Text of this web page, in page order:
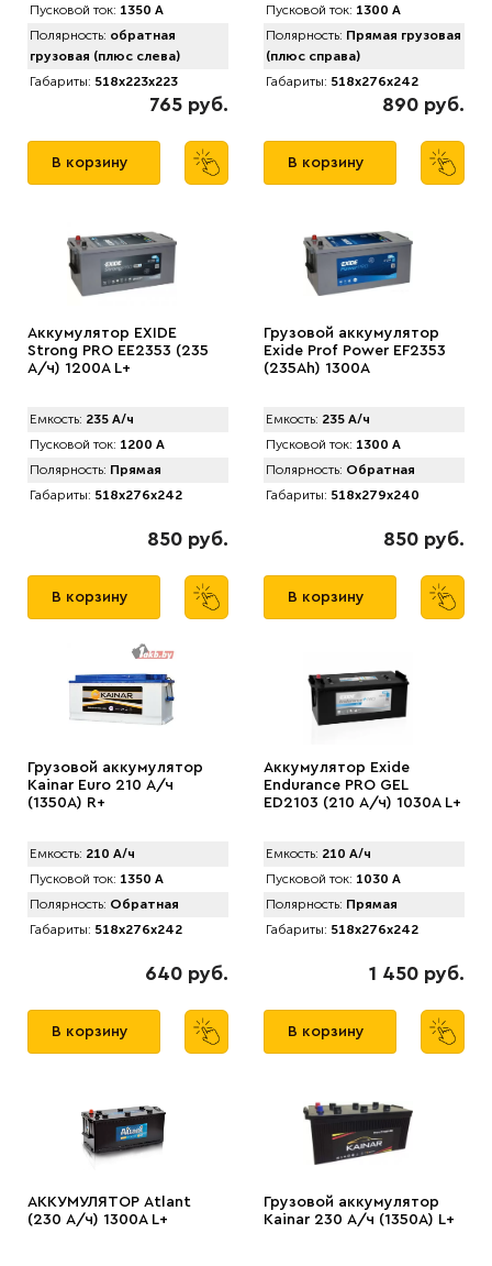
Пусковой ток: 1350 А
Полярность: обратная
грузовая (плюс слева)
Габариты: 518x223x223
765 руб.
В корзину
Пусковой ток: 1300 А
Полярность: Прямая грузовая
(плюс справа)
Габариты: 518x276x242
890 руб.
В корзину
Аккумулятор EXIDE
Strong PRO EE2353 (235
А/ч) 1200A L+
Емкость: 235 А/ч
Пусковой ток: 1200 А
Полярность: Прямая
Габариты: 518x276x242
850 руб.
В корзину
Грузовой аккумулятор
Exide Prof Power EF2353
(235Ah) 1300A
Емкость: 235 А/ч
Пусковой ток: 1300 А
Полярность: Обратная
Габариты: 518x279x240
850 руб.
В корзину
Грузовой аккумулятор
Kainar Euro 210 А/ч
(1350A) R+
Емкость: 210 А/ч
Пусковой ток: 1350 А
Полярность: Обратная
Габариты: 518x276x242
640 руб.
В корзину
Аккумулятор Exide
Endurance PRO GEL
ED2103 (210 А/ч) 1030A L+
Емкость: 210 А/ч
Пусковой ток: 1030 А
Полярность: Прямая
Габариты: 518x276x242
1 450 руб.
В корзину
АККУМУЛЯТОР Аtlant
(230 А/ч) 1300A L+
Грузовой аккумулятор
Kainar 230 А/ч (1350A) L+